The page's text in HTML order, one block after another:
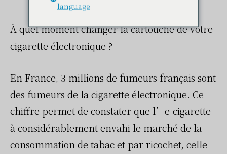
À quel moment changer la cartouche de votre
cigarette électronique ?
En France, 3 millions de fumeurs français sont
des fumeurs de la cigarette électronique. Ce
chiffre permet de constater que l’e-cigarette
à considérablement envahi le marché de la
consommation de tabac et par ricochet, celle
language